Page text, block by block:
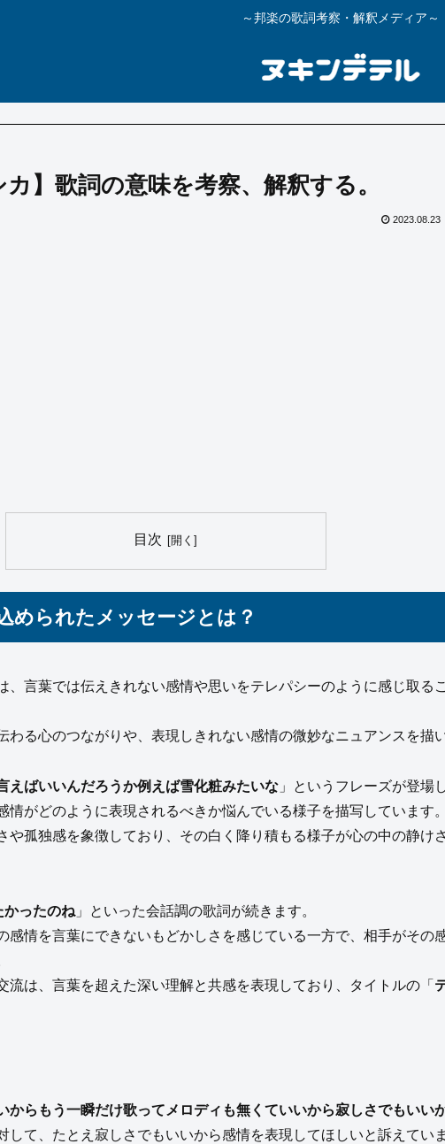
～邦楽の歌詞考察・解釈メディア～
カ】歌詞の意味を考察、解釈する。
2023.08.23
目次
められたメッセージとは？
、言葉では伝えきれない感情や思いをテレパシーのように感じ取る
わる心のつながりや、表現しきれない感情の微妙なニュアンスを描
えばいいんだろうか例えば雪化粧みたいな 」というフレーズが登場
情がどのように表現されるべきか悩んでいる様子を描写しています。
や孤独感を象徴しており、その白く降り積もる様子が心の中の静け
かったのね 」といった会話調の歌詞が続きます。
感情を言葉にできないもどかしさを感じている一方で、相手がその
流は、言葉を超えた深い理解と共感を表現しており、タイトルの「
からもう一瞬だけ歌ってメロディも無くていいから寂しさでもいい
して、たとえ寂しさでもいいから感情を表現してほしいと訴えていま